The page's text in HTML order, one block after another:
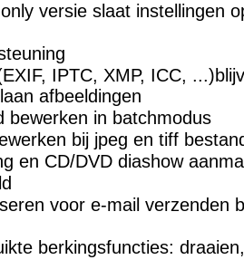
versie slaat instellingen
IPTC, XMP, ICC,
afbeeldingen
bewerken in batchmodus
bij jpeg en tiff
en CD/DVD diashow
voor e-mail verzenden
berkingsfuncties: